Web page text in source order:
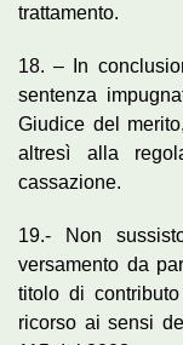
trattamento.
18. – In
sentenza
Giudice del
altresì alla
cassazione.
19.- Non
versamento da
titolo di
ricorso ai sensi